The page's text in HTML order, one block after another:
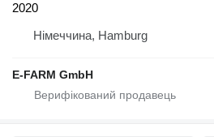
2020
Німеччина, Hamburg
E-FARM GmbH